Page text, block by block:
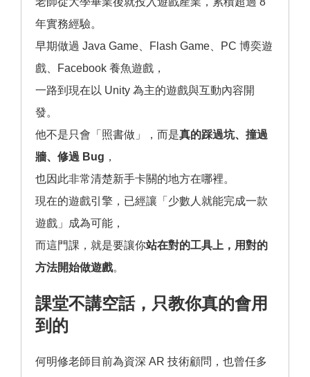
年實務經驗。
早期做過 Java Game、Flash Game、PC 博奕遊
戲、Facebook 養魚遊戲，
一路到現在以 Unity 為主的遊戲與互動內容開
發。
他不是只會「照書做」，而是真的踩過坑、撞過
牆、修過 Bug ，
也因此非常清楚新手卡關的地方在哪裡。
現在的遊戲引擎，已經讓「少數人就能完成一款
遊戲」成為可能，
而這門課，就是要讓你站在對的工具上，用對的
方法開始做遊戲。
課堂不講空話，只教你真的會用
到的
何明修老師目前為資深 AR 技術顧問，也曾任多